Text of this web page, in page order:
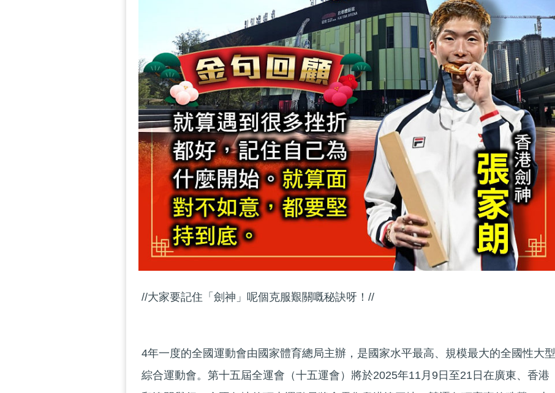
//大家要記住「劍神」呢個克服艱關嘅秘訣呀！//
4年一度的全國運動會由國家體育總局主辦，是國家水平最高、規模最大的全國性大型
綜合運動會。第十五屆全運會（十五運會）將於2025年11月9日至21日在廣東、香港